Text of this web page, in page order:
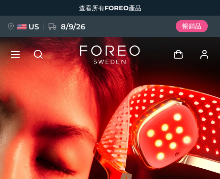
查看所有FOREO產品
US 8/9/26 暢銷品
登入
用戶信息
我的設備
我的訂單
新品
FAQ™ Pure Beauty-Tech Elixir
BREAKING NEWS
語言
English Deutsch
Español
Français
Italiano
Português
Polski
Svenska
Русский